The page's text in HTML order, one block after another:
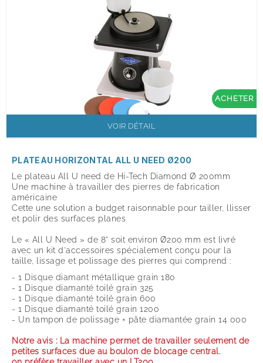
ACHETER
VOIR DÉTAIL
PLATEAU HORIZONTAL ALL U NEED Ø200
Le plateau All U need de Hi-Tech Diamond Ø 200mm
Une machine à travailler des pierres de fabrication
américaine
Cette une solution a budget raisonnable pour tailler, llisser
et polir des surfaces planes
Le « All U Need » de 8" soit environ Ø200 mm est livré
avec un kit d'accessoires spécialement conçu pour la
taille, lissage et polissage des pierres qui comprend :
- 1 Disque diamant métallique grain 180
- 1 Disque diamanté toilé grain 325
- 1 Disque diamanté toilé grain 600
- 1 Disque diamanté toilé grain 1200
- Un tampon de polissage + pâte diamantée grain 14 000
Notre avis : La machine permet de travailler seulement de
petites surfaces due au boulon de blocage central.